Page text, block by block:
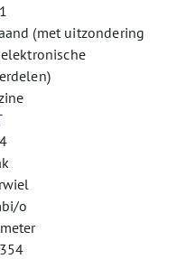
(met uitzondering
o